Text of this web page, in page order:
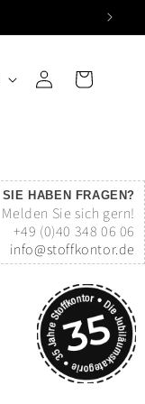
EinloggenWarenkorb
SIE HABEN FRAGEN?
Melden Sie sich gern!
+49 (0)40 348 06 06
info@stoffkontor.de